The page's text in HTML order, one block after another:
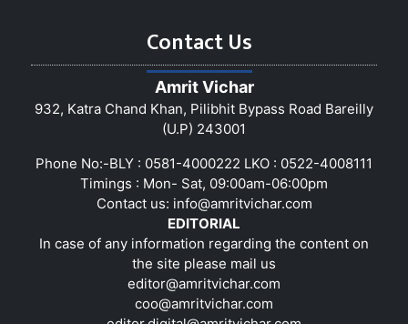
Contact Us
Amrit Vichar
932, Katra Chand Khan, Pilibhit Bypass Road Bareilly
(U.P) 243001
Phone No:-BLY : 0581-4000222 LKO : 0522-4008111
Timings : Mon- Sat, 09:00am-06:00pm
Contact us: info@amritvichar.com
EDITORIAL
In case of any information regarding the content on
the site please mail us
editor@amritvichar.com
coo@amritvichar.com